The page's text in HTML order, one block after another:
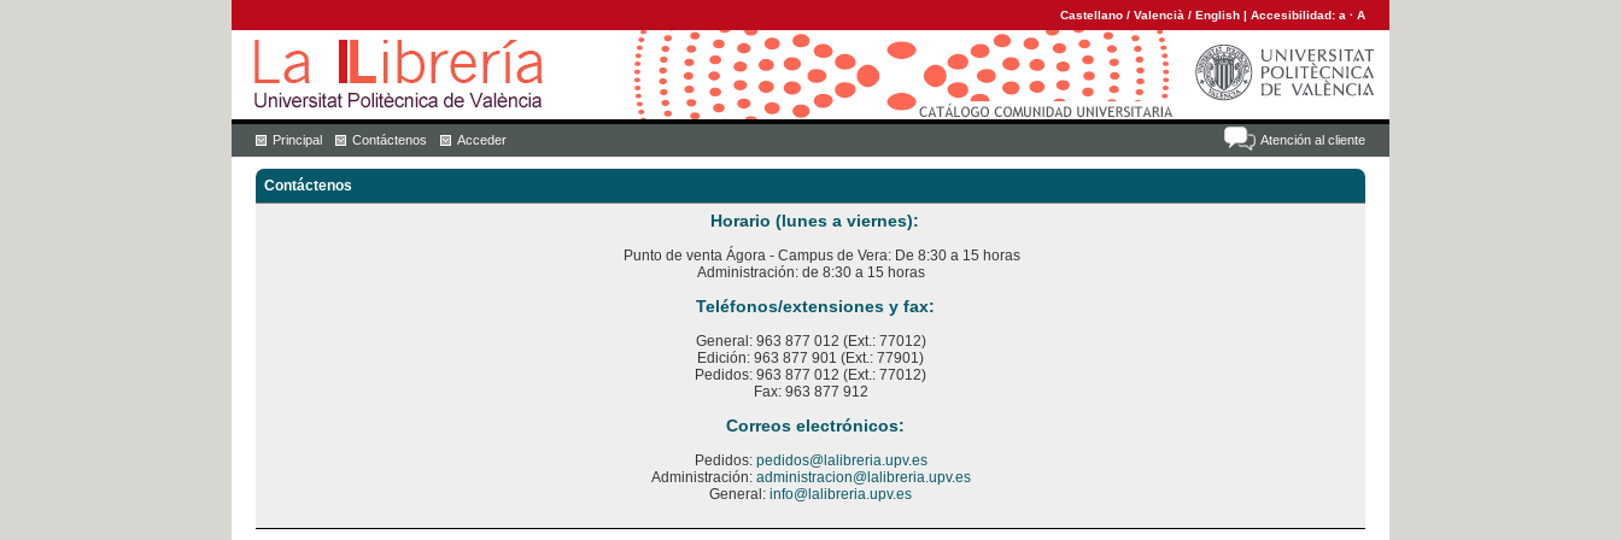
Castellano / Valencià / English | Accesibilidad: a · A
Atención al cliente
Principal Contáctenos Acceder
Contáctenos
Horario (lunes a viernes):
Punto de venta Ágora - Campus de Vera: De 8:30 a 15 horas
Administración: de 8:30 a 15 horas
Teléfonos/extensiones y fax:
General: 963 877 012 (Ext.: 77012)
Edición: 963 877 901 (Ext.: 77901)
Pedidos: 963 877 012 (Ext.: 77012)
Fax: 963 877 912
Correos electrónicos:
Pedidos: pedidos@lalibreria.upv.es
Administración: administracion@lalibreria.upv.es
General: info@lalibreria.upv.es